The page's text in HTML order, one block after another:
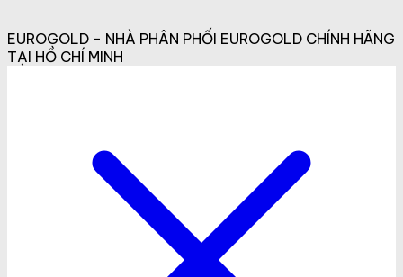
EUROGOLD - NHÀ PHÂN PHỐI EUROGOLD CHÍNH HÃNG
TẠI HỒ CHÍ MINH